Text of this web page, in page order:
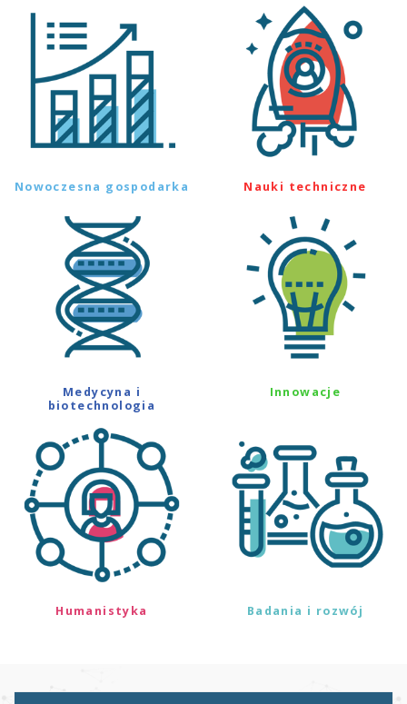
Nowoczesna gospodarka Nauki techniczne
Medycyna i
biotechnologia
Innowacje
Humanistyka Badania i rozwój